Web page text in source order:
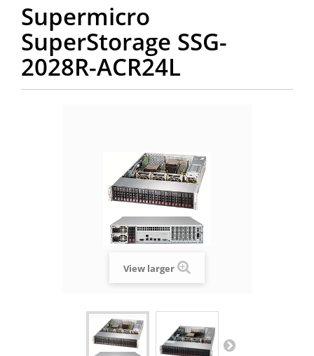
Supermicro
SuperStorage SSG-
2028R-ACR24L
View larger